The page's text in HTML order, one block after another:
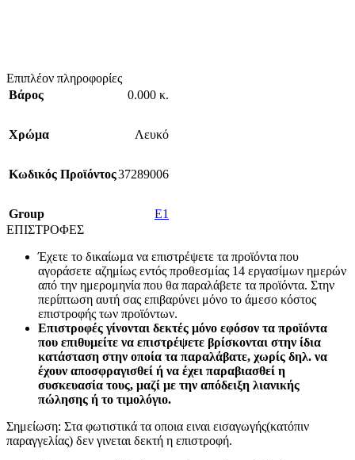
Επιπλέον πληροφορίες
Βάρος
0.000 κ.
Χρώμα Λευκό
Κωδικός Προϊόντος37289006
Group
E1
ΕΠΙΣΤΡΟΦΕΣ
Έχετε το δικαίωμα να επιστρέψετε τα προϊόντα που
αγοράσετε αζημίως εντός προθεσμίας 14 εργασίμων ημερών
από την ημερομηνία που θα παραλάβετε τα προϊόντα. Στην
περίπτωση αυτή σας επιβαρύνει μόνο το άμεσο κόστος
επιστροφής των προϊόντων.
Επιστροφές γίνονται δεκτές μόνο εφόσον τα προϊόντα
που επιθυμείτε να επιστρέψετε βρίσκονται στην ίδια
κατάσταση στην οποία τα παραλάβατε, χωρίς δηλ. να
έχουν αποσφραγισθεί ή να έχει παραβιασθεί η
συσκευασία τους, μαζί με την απόδειξη λιανικής
πώλησης ή το τιμολόγιο.
Σημείωση: Στα φωτιστικά τα οποια ειναι εισαγωγής(κατόπιν
παραγγελίας) δεν γινεται δεκτή η επιστροφή.